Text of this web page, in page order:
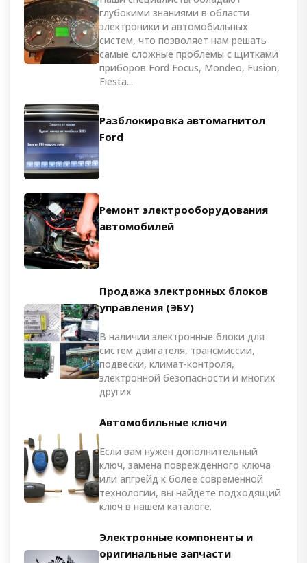
глубокими знаниями в области
электроники и автомобильных
систем, что позволяет нам решать
самые сложные проблемы с щитками
приборов Ford Focus, Mondeo, Fusion,
Fiesta...
Разблокировка автомагнитол
Ford
Ремонт электрооборудования
автомобилей
Продажа электронных блоков
управления (ЭБУ)
В наличии электронные блоки для
систем двигателя, трансмиссии,
подвески, климат-контроля,
электронной безопасности и многих
других
Автомобильные ключи
Если вам нужен дополнительный
ключ, замена поврежденного ключа
или апгрейд к более современной
технологии, вы найдете подходящий
ключ в нашем каталоге.
Электронные компоненты и
оригинальные запчасти